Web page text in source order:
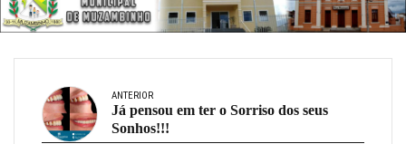
ANTERIOR
Já pensou em ter o Sorriso dos seus
Sonhos!!!